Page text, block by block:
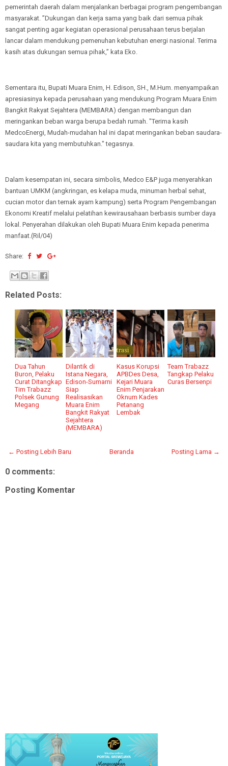
pemerintah daerah dalam menjalankan berbagai program pengembangan
masyarakat. ”Dukungan dan kerja sama yang baik dari semua pihak
sangat penting agar kegiatan operasional perusahaan terus berjalan
lancar dalam mendukung pemenuhan kebutuhan energi nasional. Terima
kasih atas dukungan semua pihak,’’ kata Eko.
Sementara itu, Bupati Muara Enim, H. Edison, SH., M.Hum. menyampaikan
apresiasinya kepada perusahaan yang mendukung Program Muara Enim
Bangkit Rakyat Sejahtera (MEMBARA) dengan membangun dan
meringankan beban warga berupa bedah rumah. "Terima kasih
MedcoEnergi, Mudah-mudahan hal ini dapat meringankan beban saudara-
saudara kita yang membutuhkan." tegasnya.
Dalam kesempatan ini, secara simbolis, Medco E&P juga menyerahkan
bantuan UMKM (angkringan, es kelapa muda, minuman herbal sehat,
cucian motor dan ternak ayam kampung) serta Program Pengembangan
Ekonomi Kreatif melalui pelatihan kewirausahaan berbasis sumber daya
lokal. Penyerahan dilakukan oleh Bupati Muara Enim kepada penerima
manfaat.(Ril/04)
Share:
Related Posts:
Dua Tahun
Buron, Pelaku
Curat Ditangkap
Tim Trabazz
Polsek Gunung
Megang
Dilantik di
Istana Negara,
Edison-Sumarni
Siap
Realisasikan
Muara Enim
Bangkit Rakyat
Sejahtera
(MEMBARA)
Kasus Korupsi
APBDes Desa,
Kejari Muara
Enim Penjarakan
Oknum Kades
Petanang
Lembak
Team Trabazz
Tangkap Pelaku
Curas Bersenpi
← Posting Lebih Baru Posting Lama →
Beranda
0 comments:
Posting Komentar